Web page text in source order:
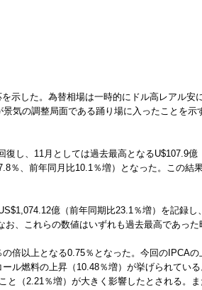
示した。為替相場は一時的にドル高レアル安
気の調整局面である踊り場に入ったことを
し、11月としては過去最高となるU$107.9
、前年同月比10.1％増）となった。この結
億（前年同期比23.1％増）を記録
、これらの数値はいずれも過去最高であった
倍以上となる0.75％となった。今回のIPCA
ル燃料の上昇（10.48％増）が挙げられてい
（2.21％増）が大きく影響したとされる。